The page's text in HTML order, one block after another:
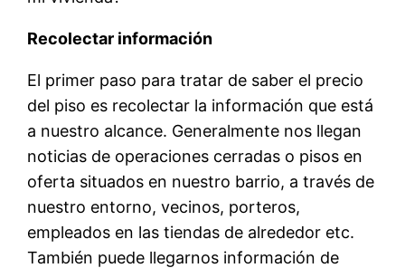
Recolectar información
El primer paso para tratar de saber el precio
del piso es recolectar la información que está
a nuestro alcance. Generalmente nos llegan
noticias de operaciones cerradas o pisos en
oferta situados en nuestro barrio, a través de
nuestro entorno, vecinos, porteros,
empleados en las tiendas de alrededor etc.
También puede llegarnos información de